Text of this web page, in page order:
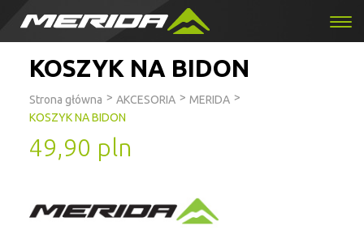
KOSZYK NA BIDON
Strona główna > AKCESORIA > MERIDA >
KOSZYK NA BIDON
49,90 pln